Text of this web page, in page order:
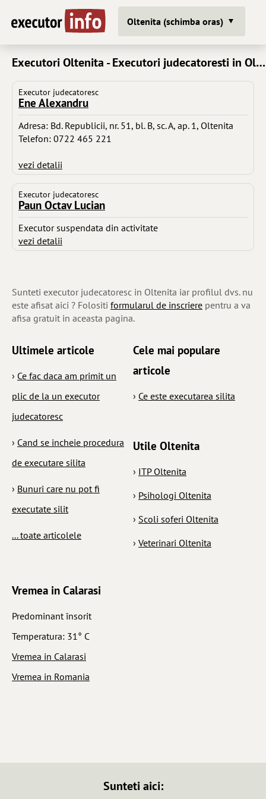
Oltenita (schimba oras)
Executori Oltenita - Executori judecatoresti in Oltenita
Executor judecatoresc
Ene Alexandru
Adresa: Bd. Republicii, nr. 51, bl. B, sc. A, ap. 1, Oltenita
Telefon: 0722 465 221
vezi detalii
Executor judecatoresc
Paun Octav Lucian
Executor suspendata din activitate
vezi detalii
Sunteti executor judecatoresc in Oltenita iar profilul dvs. nu
este afisat aici ? Folositi formularul de inscriere pentru a va
afisa gratuit in aceasta pagina.
Ultimele articole
› Ce fac daca am primit un
plic de la un executor
judecatoresc
› Cand se incheie procedura
de executare silita
› Bunuri care nu pot fi
executate silit
... toate articolele
Cele mai populare
articole
› Ce este executarea silita
Utile Oltenita
› ITP Oltenita
› Psihologi Oltenita
› Scoli soferi Oltenita
› Veterinari Oltenita
Vremea in Calarasi
Predominant însorit
Temperatura: 31° C
Vremea in Calarasi
Vremea in Romania
Sunteti aici: